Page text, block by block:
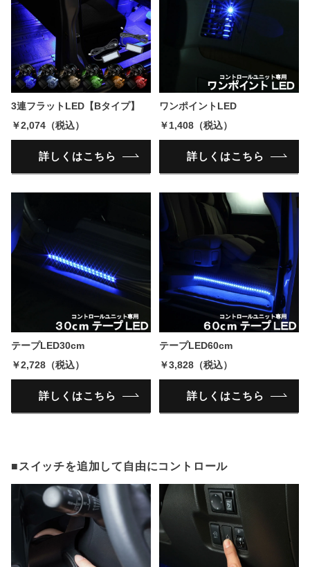
3連フラットLED【Bタイプ】
￥2,074（税込）
詳しくはこちら
ワンポイントLED
￥1,408（税込）
詳しくはこちら
テープLED30cm
￥2,728（税込）
詳しくはこちら
テープLED60cm
￥3,828（税込）
詳しくはこちら
■スイッチを追加して自由にコントロール